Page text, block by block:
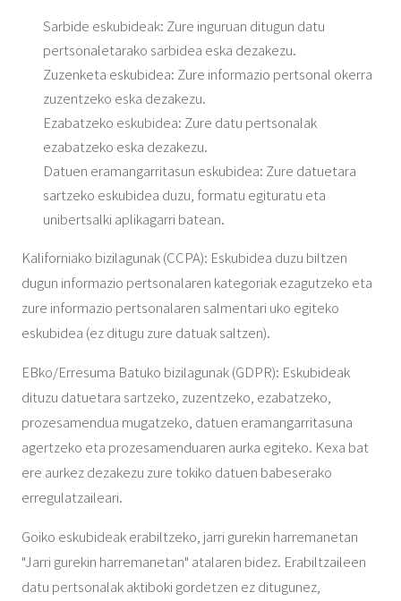
Sarbide eskubideak: Zure inguruan ditugun datu
pertsonaletarako sarbidea eska dezakezu.
Zuzenketa eskubidea: Zure informazio pertsonal okerra
zuzentzeko eska dezakezu.
Ezabatzeko eskubidea: Zure datu pertsonalak
ezabatzeko eska dezakezu.
Datuen eramangarritasun eskubidea: Zure datuetara
sartzeko eskubidea duzu, formatu egituratu eta
unibertsalki aplikagarri batean.
Kaliforniako bizilagunak (CCPA): Eskubidea duzu biltzen
dugun informazio pertsonalaren kategoriak ezagutzeko eta
zure informazio pertsonalaren salmentari uko egiteko
eskubidea (ez ditugu zure datuak saltzen).
EBko/Erresuma Batuko bizilagunak (GDPR): Eskubideak
dituzu datuetara sartzeko, zuzentzeko, ezabatzeko,
prozesamendua mugatzeko, datuen eramangarritasuna
agertzeko eta prozesamenduaren aurka egiteko. Kexa bat
ere aurkez dezakezu zure tokiko datuen babeserako
erregulatzaileari.
Goiko eskubideak erabiltzeko, jarri gurekin harremanetan
"Jarri gurekin harremanetan" atalaren bidez. Erabiltzaileen
datu pertsonalak aktiboki gordetzen ez ditugunez,